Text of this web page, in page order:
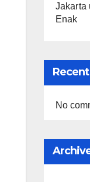
Jakarta
Enak
No